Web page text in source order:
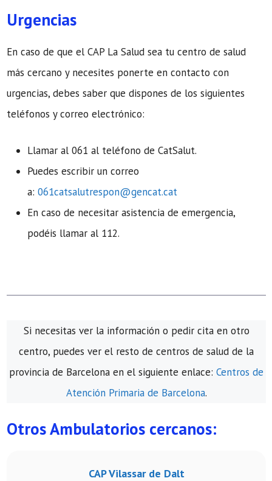
Urgencias
En caso de que el CAP La Salud sea tu centro de salud
más cercano y necesites ponerte en contacto con
urgencias, debes saber que dispones de los siguientes
teléfonos y correo electrónico:
Llamar al 061 al teléfono de CatSalut.
Puedes escribir un correo
a: 061catsalutrespon@gencat.cat
En caso de necesitar asistencia de emergencia,
podéis llamar al 112.
Si necesitas ver la información o pedir cita en otro
centro, puedes ver el resto de centros de salud de la
provincia de Barcelona en el siguiente enlace: Centros de
Atención Primaria de Barcelona.
Otros Ambulatorios cercanos:
CAP Vilassar de Dalt